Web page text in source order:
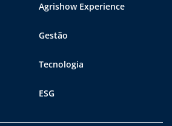
Agrishow Experience
Gestão
Tecnologia
ESG